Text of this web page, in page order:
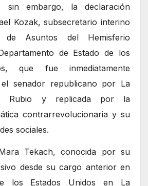
sin embargo, la declaración
Kozak, subsecretario interino
Asuntos del Hemisferio
de Estado de los
que fue inmediatamente
senador republicano por La
Rubio y replicada por la
contrarrevolucionaria y su
sociales.
Tekach, conocida por su
desde su cargo anterior en
los Estados Unidos en La